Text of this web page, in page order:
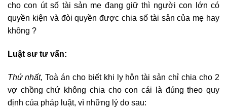
cho con út số tài sản mẹ đang giữ thì người con lớn có
quyền kiện và đòi quyền được chia số tài sản của mẹ hay
không ?
Luật sư tư vấn:
Thứ nhất, Toà án cho biết khi ly hôn tài sản chỉ chia cho 2
vợ chồng chứ không chia cho con cái là đúng theo quy
định của pháp luật, vì những lý do sau: